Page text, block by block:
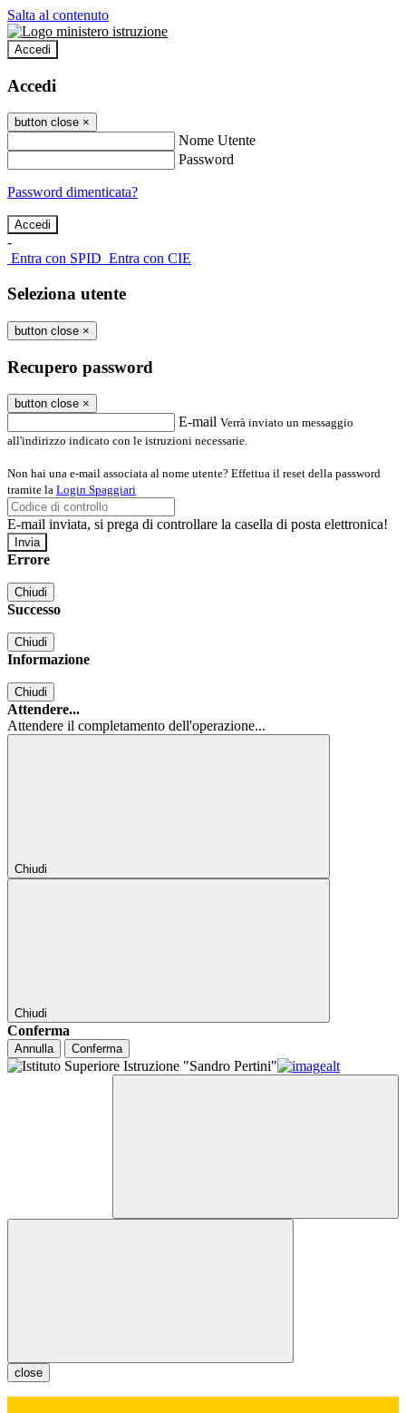
Salta al contenuto
Accedi
Accedi
button close ×
Nome Utente
Password
Password dimenticata?
-
Entra con SPID Entra con CIE
Seleziona utente
button close ×
Recupero password
button close ×
E-mail Verrà inviato un messaggio
all'indirizzo indicato con le istruzioni necessarie.
Non hai una e-mail associata al nome utente? Effettua il reset della password
tramite la Login Spaggiari
E-mail inviata, si prega di controllare la casella di posta elettronica!
Errore
Chiudi
Successo
Chiudi
Informazione
Chiudi
Attendere...
Attendere il completamento dell'operazione...
Chiudi
Chiudi
Conferma
Annulla Conferma
close